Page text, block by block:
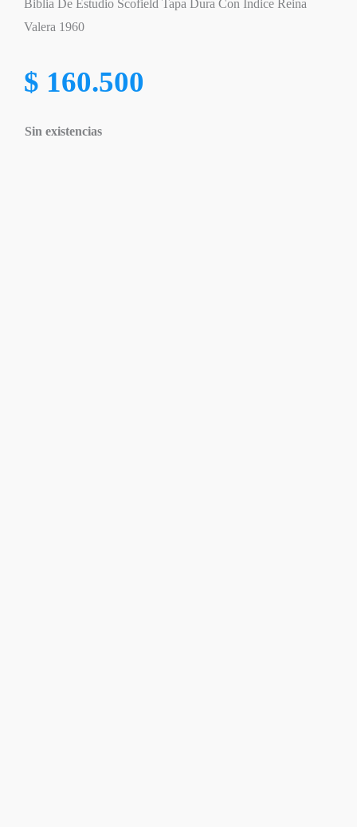
Biblia De Estudio Scofield Tapa Dura Con Indice Reina
Valera 1960
$ 160.500
Sin existencias